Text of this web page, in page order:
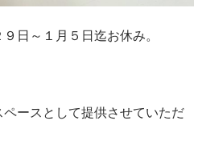
日～１月５日迄お休み。
ースとして提供させていただ